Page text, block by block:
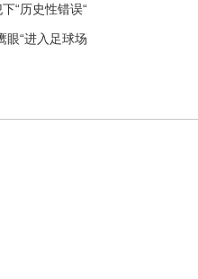
“历史性错误“
眼“进入足球场